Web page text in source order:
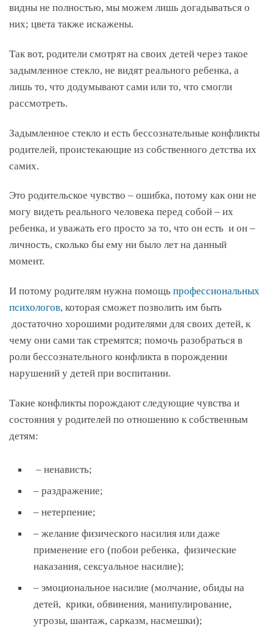
видны не полностью, мы можем лишь догадываться о
них; цвета также искажены.
Так вот, родители смотрят на своих детей через такое
задымленное стекло, не видят реального ребенка, а
лишь то, что додумывают сами или то, что смогли
рассмотреть.
Задымленное стекло и есть бессознательные конфликты
родителей, проистекающие из собственного детства их
самих.
Это родительское чувство – ошибка, потому как они не
могу видеть реального человека перед собой – их
ребенка, и уважать его просто за то, что он есть и он –
личность, сколько бы ему ни было лет на данный
момент.
И потому родителям нужна помощь профессиональных
психологов, которая сможет позволить им быть
достаточно хорошими родителями для своих детей, к
чему они сами так стремятся; помочь разобраться в
роли бессознательного конфликта в порождении
нарушений у детей при воспитании.
Такие конфликты порождают следующие чувства и
состояния у родителей по отношению к собственным
детям:
– ненависть;
– раздражение;
– нетерпение;
– желание физического насилия или даже
применение его (побои ребенка, физические
наказания, сексуальное насилие);
– эмоциональное насилие (молчание, обиды на
детей, крики, обвинения, манипулирование,
угрозы, шантаж, сарказм, насмешки);